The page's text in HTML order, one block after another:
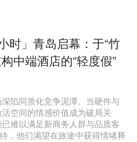
时」青岛启幕：于“竹
中端酒店的“轻度假”
陷同质化竞争泥潭。当硬件与
空间的情感价值成为破局关
难以满足新商务人群与品质客
，他们渴望在旅途中获得情绪释